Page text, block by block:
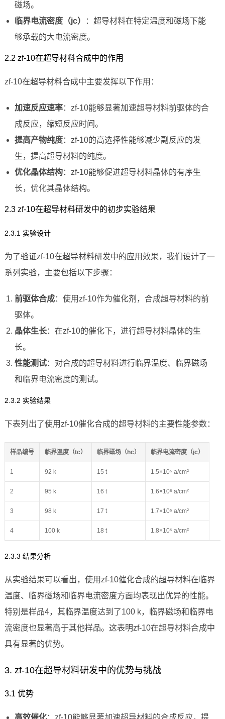
磁场。
临界电流密度（jc）
：超导材料在特定温度和磁场下能
够承载的大电流密度。
2.2 zf-10在超导材料合成中的作用
zf-10在超导材料合成中主要发挥以下作用：
加速反应速率：zf-10能够显著加速超导材料前驱体的合
成反应，缩短反应时间。
提高产物纯度：zf-10的高选择性能够减少副反应的发
生，提高超导材料的纯度。
优化晶体结构：zf-10能够促进超导材料晶体的有序生
长，优化其晶体结构。
2.3 zf-10在超导材料研发中的初步实验结果
2.3.1 实验设计
为了验证zf-10在超导材料研发中的应用效果，我们设计了一
系列实验，主要包括以下步骤：
前驱体合成：使用zf-10作为催化剂，合成超导材料的前
驱体。
晶体生长：在zf-10的催化下，进行超导材料晶体的生
长。
性能测试：对合成的超导材料进行临界温度、临界磁场
和临界电流密度的测试。
2.3.2 实验结果
下表列出了使用zf-10催化合成的超导材料的主要性能参数：
样品编号 临界温度（tc） 临界磁场（hc） 临界电流密度（jc）
1 92 k 15 t 1.5×10⁵ a/cm²
2 95 k 16 t 1.6×10⁵ a/cm²
3 98 k 17 t 1.7×10⁵ a/cm²
4 100 k 18 t 1.8×10⁵ a/cm²
2.3.3 结果分析
从实验结果可以看出，使用zf-10催化合成的超导材料在临界
温度、临界磁场和临界电流密度方面均表现出优异的性能。
特别是样品4，其临界温度达到了100 k，临界磁场和临界电
流密度也显著高于其他样品。这表明zf-10在超导材料合成中
具有显著的优势。
3. zf-10在超导材料研发中的优势与挑战
3.1 优势